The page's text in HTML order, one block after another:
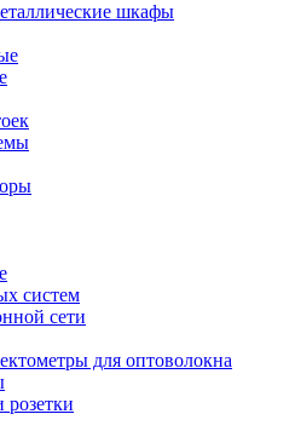
шкафы
систем
сети
для оптоволокна